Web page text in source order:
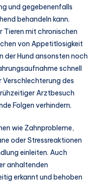
und gegebenenfalls
behandeln kann.
Tieren mit chronischen
von Appetitlosigkeit
der Hund ansonsten noch
schnell
Verschlechterung des
Arztbesuch
Folgen verhindern.
wie Zahnprobleme,
oder Stressreaktionen
einleiten. Auch
anhaltenden
erkannt und behoben